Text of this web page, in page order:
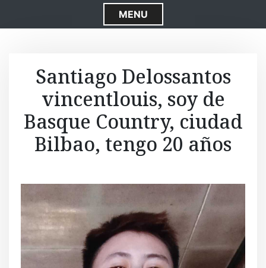
S
k
o
o
n
e
MENU
Santiago Delossantos
vincentlouis, soy de
Basque Country, ciudad
Bilbao, tengo 20 años